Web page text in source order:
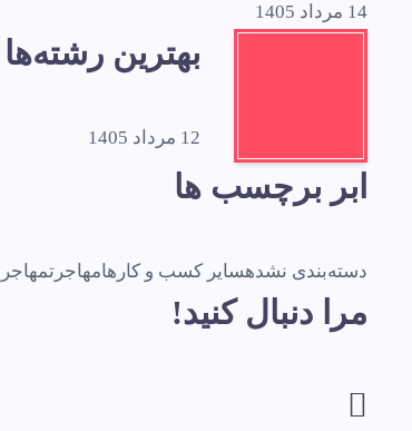
14 مرداد 1405
بهترین
12 مرداد 1405
ابر برچسب ها
دسته‌بندی نشدهسایر کسب و کارهامهاجرت
مرا دنبال کنید!